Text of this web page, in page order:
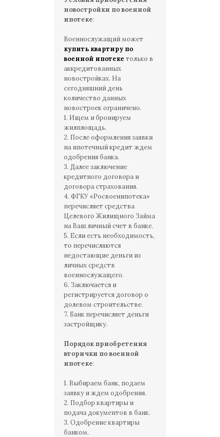
новостройки по военной
ипотеке:
Военнослужащий может
купить квартиру по
военной ипотеке только в
аккредитованных
новостройках. На
сегодняшний день
количество данных
новостроек ограничено.
1. Ищем и бронируем
жилплощадь.
2. После оформления заявки
на ипотечный кредит ждем
одобрения банка.
3. Далее заключение
кредитного договора и
договора страхования.
4. ФГКУ «Росвоенипотека»
перечисляет средства
Целевого Жилищного Займа
на Ваш личный счет в банке.
5. Если есть необходимость,
то перечисляются
недостающие деньги из
личных средств
военнослужащего.
6. Заключается и
регистрируется договор о
долевом строительстве.
7. Банк перечисляет деньги
застройщику.
Порядок приобретения
вторички по военной
ипотеке:
1. Выбираем банк, подаем
заявку и ждем одобрения.
2. Подбор квартиры и
подача документов в банк.
3. Одобрение квартиры
банком.